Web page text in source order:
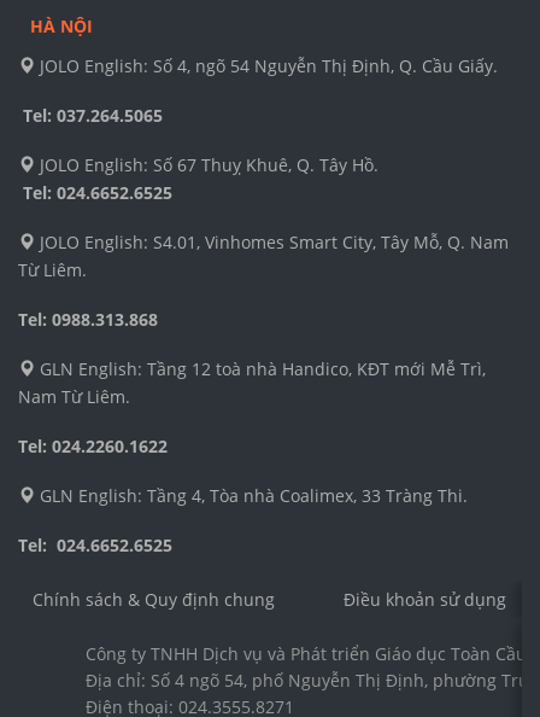
HÀ NỘI
JOLO English: Số 4, ngõ 54 Nguyễn Thị Định, Q. Cầu Giấy.
Tel: 037.264.5065
JOLO English: Số 67 Thuỵ Khuê, Q. Tây Hồ.
Tel: 024.6652.6525
JOLO English: S4.01, Vinhomes Smart City, Tây Mỗ, Q. Nam
Từ Liêm.
Tel: 0988.313.868
GLN English: Tầng 12 toà nhà Handico, KĐT mới Mễ Trì,
Nam Từ Liêm.
Tel: 024.2260.1622
GLN English: Tầng 4, Tòa nhà Coalimex, 33 Tràng Thi.
Tel: 024.6652.6525
Chính sách & Quy định chung Điều khoản sử dụng
Công ty TNHH Dịch vụ và Phát triển Giáo dục Toàn Cầu
Địa chỉ: Số 4 ngõ 54, phố Nguyễn Thị Định, phường
Điện thoại: 024.3555.8271